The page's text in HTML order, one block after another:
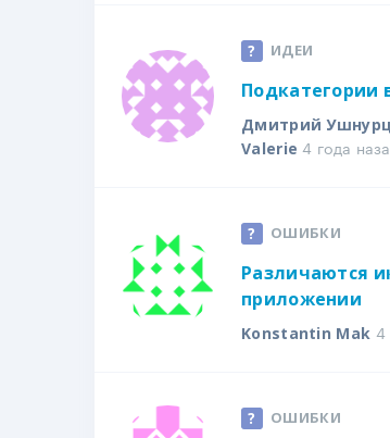
ИДЕИ
Подкатегории
Дмитрий
Valerie 4 года
ОШИБКИ
Различаются
приложении
Konstantin Mak 4
ОШИБКИ